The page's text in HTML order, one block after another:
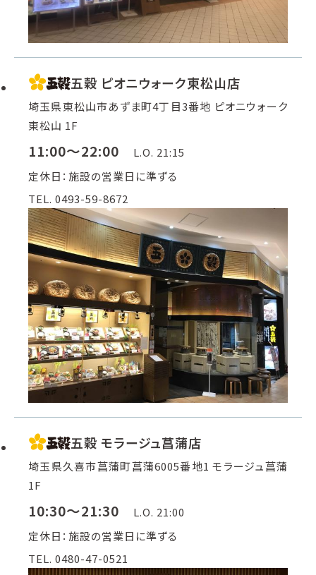
五穀 ピオニウォーク東松山店
埼玉県東松山市あずま町4丁目3番地 ピオニウォーク
東松山 1F
11:00～22:00
L.O. 21:15
定休日：施設の営業日に準ずる
TEL. 0493-59-8672
五穀 モラージュ菖蒲店
埼玉県久喜市菖蒲町菖蒲6005番地1 モラージュ菖蒲
1F
10:30～21:30
L.O. 21:00
定休日：施設の営業日に準ずる
TEL. 0480-47-0521